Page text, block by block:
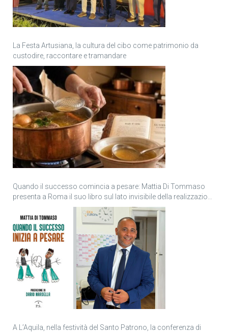
La Festa Artusiana, la cultura del cibo come patrimonio da
custodire, raccontare e tramandare
Quando il successo comincia a pesare: Mattia Di Tommaso
presenta a Roma il suo libro sul lato invisibile della realizzazione
A L’Aquila, nella festività del Santo Patrono, la conferenza di